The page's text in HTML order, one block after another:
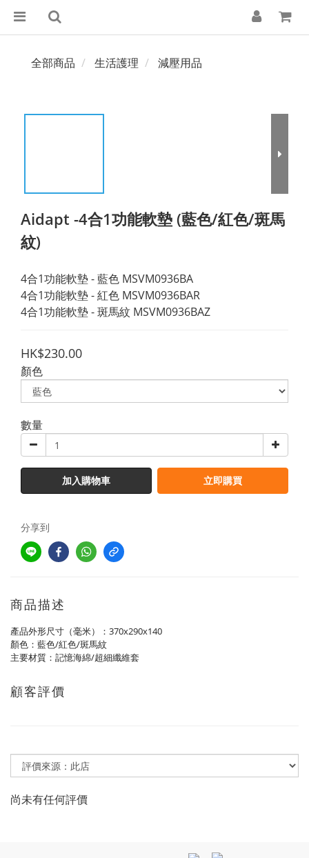
全部商品 生活護理 減壓用品
Aidapt -4合1功能軟墊 (藍色/紅色/斑馬
紋)
4合1功能軟墊 - 藍色 MSVM0936BA
4合1功能軟墊 - 紅色 MSVM0936BAR
4合1功能軟墊 - 斑馬紋 MSVM0936BAZ
HK$230.00
顏色
數量
加入購物車 立即購買
分享到
商品描述
產品外形尺寸（毫米）：370x290x140
顏色：藍色/紅色/斑馬紋
主要材質：記憶海綿/超細纖維套
顧客評價
尚未有任何評價